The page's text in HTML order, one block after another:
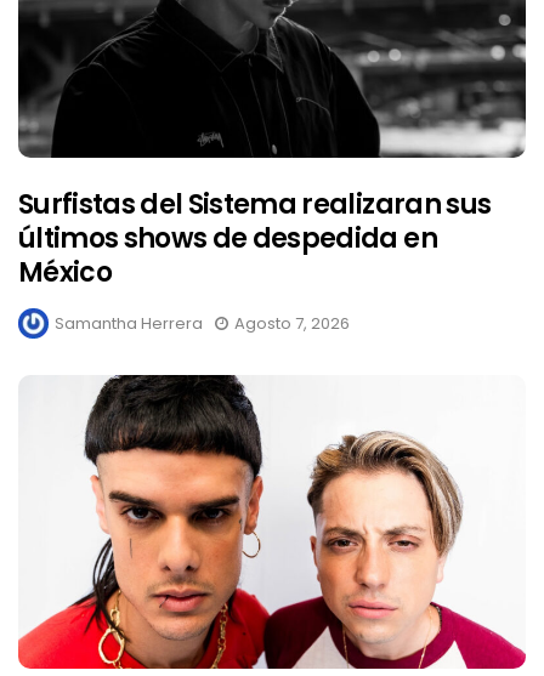
Surfistas del Sistema realizaran sus
últimos shows de despedida en
México
Samantha Herrera Agosto 7, 2026